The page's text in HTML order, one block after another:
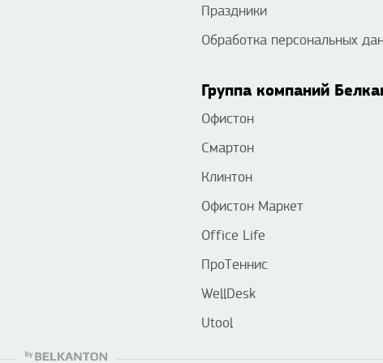
Праздники
Обработка персональных
Группа компаний
Офистон
Смартон
Клинтон
Офистон Маркет
Office Life
ПроТеннис
WellDesk
Utool